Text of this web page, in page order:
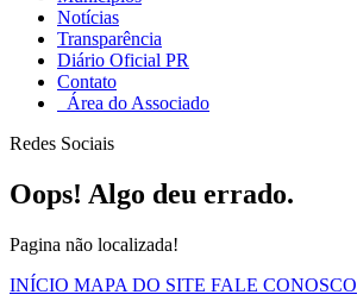
Notícias
Transparência
Diário Oficial PR
Contato
Área do Associado
Redes Sociais
Oops! Algo deu errado.
Pagina não localizada!
INÍCIO MAPA DO SITE FALE CONOSCO